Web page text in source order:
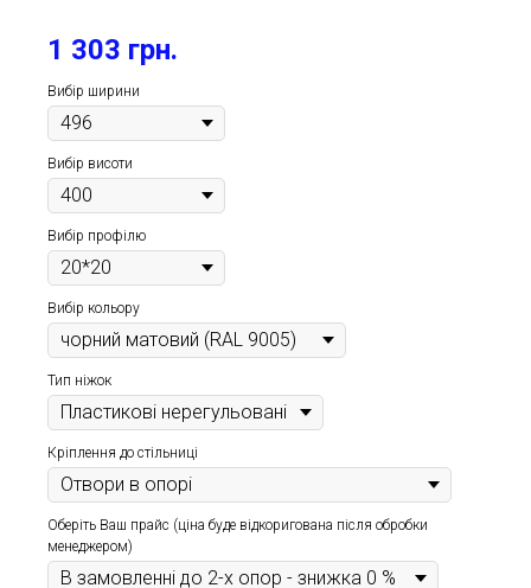
1 303 грн.
Вибір ширини
Вибір висоти
Вибір профілю
Вибір кольору
Тип ніжок
Кріплення до стільниці
Оберіть Ваш прайс (ціна буде відкоригована після обробки
менеджером)